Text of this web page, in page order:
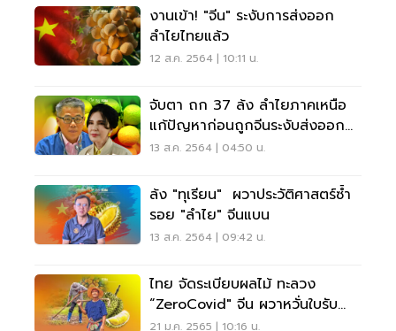
งานเข้า! "จีน" ระงับการส่งออก
ลำไยไทยแล้ว
12 ส.ค. 2564 | 10:11 น.
จับตา ถก 37 ล้ง ลำไยภาคเหนือ
แก้ปัญหาก่อนถูกจีนระงับส่งออก
ลำไย
13 ส.ค. 2564 | 04:50 น.
ล้ง "ทุเรียน" ผวาประวัติศาสตร์ซ้ำ
รอย "ลำไย" จีนแบน
13 ส.ค. 2564 | 09:42 น.
ไทย จัดระเบียบผลไม้ ทะลวง
“ZeroCovid" จีน ผวาหวั่นใบรับ
รองปลอมระบาด
21 ม.ค. 2565 | 10:16 น.